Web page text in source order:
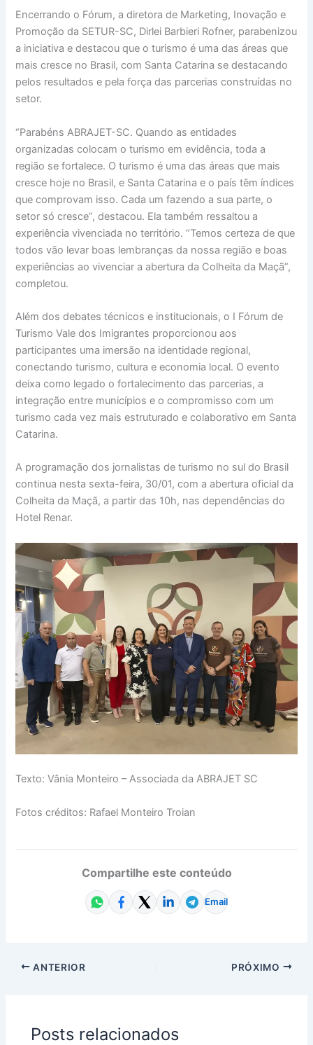
Encerrando o Fórum, a diretora de Marketing, Inovação e
Promoção da SETUR-SC, Dirlei Barbieri Rofner, parabenizou
a iniciativa e destacou que o turismo é uma das áreas que
mais cresce no Brasil, com Santa Catarina se destacando
pelos resultados e pela força das parcerias construídas no
setor.
“Parabéns ABRAJET-SC. Quando as entidades
organizadas colocam o turismo em evidência, toda a
região se fortalece. O turismo é uma das áreas que mais
cresce hoje no Brasil, e Santa Catarina e o país têm índices
que comprovam isso. Cada um fazendo a sua parte, o
setor só cresce”, destacou. Ela também ressaltou a
experiência vivenciada no território. “Temos certeza de que
todos vão levar boas lembranças da nossa região e boas
experiências ao vivenciar a abertura da Colheita da Maçã”,
completou.
Além dos debates técnicos e institucionais, o I Fórum de
Turismo Vale dos Imigrantes proporcionou aos
participantes uma imersão na identidade regional,
conectando turismo, cultura e economia local. O evento
deixa como legado o fortalecimento das parcerias, a
integração entre municípios e o compromisso com um
turismo cada vez mais estruturado e colaborativo em Santa
Catarina.
A programação dos jornalistas de turismo no sul do Brasil
continua nesta sexta-feira, 30/01, com a abertura oficial da
Colheita da Maçã, a partir das 10h, nas dependências do
Hotel Renar.
Texto: Vânia Monteiro – Associada da ABRAJET SC
Fotos créditos: Rafael Monteiro Troian
Compartilhe este conteúdo
Email
ANTERIOR PRÓXIMO
Posts relacionados